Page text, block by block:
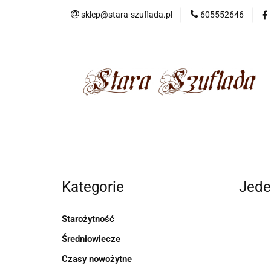
sklep@stara-szuflada.pl 605552646
NOWOŚCI
Kategorie
Starożytność
Średniowiecze
Czasy nowożytne